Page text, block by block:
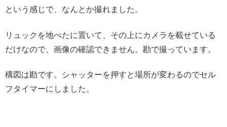
という感じで、なんとか撮れました。
リュックを地べたに置いて、その上にカメラを載せている
だけなので、画像の確認できません。勘で撮っています。
構図は勘です。シャッターを押すと場所が変わるのでセル
フタイマーにしました。